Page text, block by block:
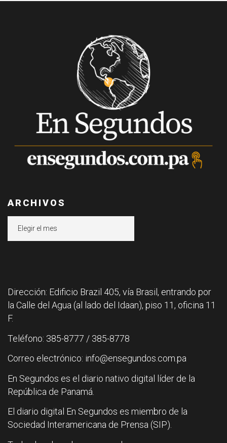
ARCHIVOS
Dirección: Edificio Brazil 405, vía Brasil, entrando por
la Calle del Agua (al lado del Idaan), piso 11, oficina 11
F.
Teléfono: 385-8777 / 385-8778
Correo electrónico: info@ensegundos.com.pa
En Segundos es el diario nativo digital líder de la
República de Panamá.
El diario digital En Segundos es miembro de la
Sociedad Interamericana de Prensa (SIP).